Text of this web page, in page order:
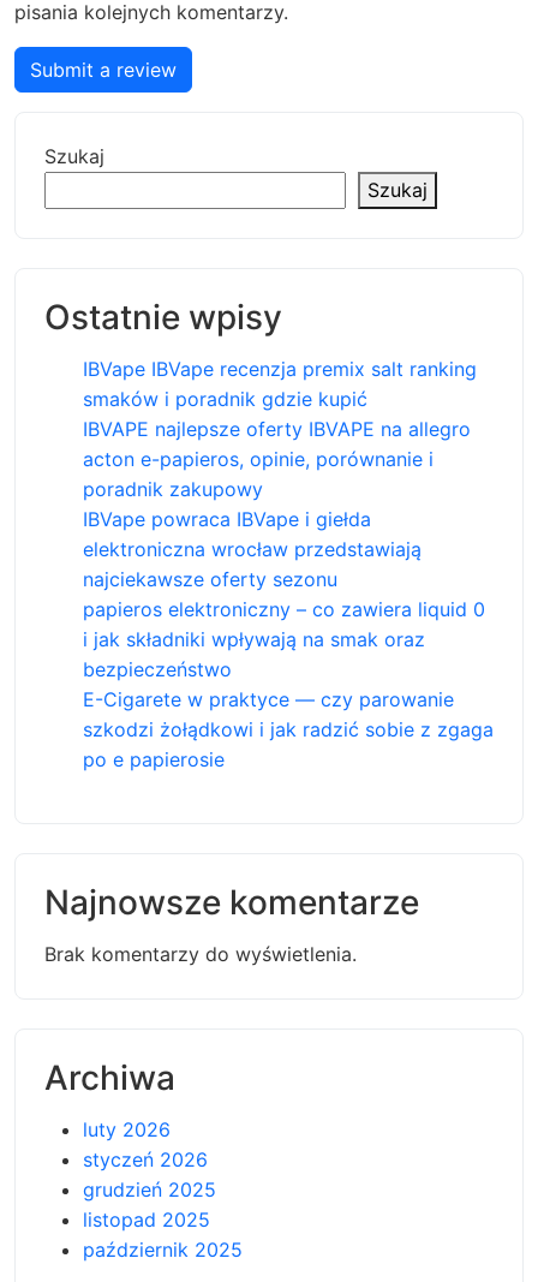
pisania kolejnych komentarzy.
Submit a review
Szukaj
Szukaj
Ostatnie wpisy
IBVape IBVape recenzja premix salt ranking
smaków i poradnik gdzie kupić
IBVAPE najlepsze oferty IBVAPE na allegro
acton e-papieros, opinie, porównanie i
poradnik zakupowy
IBVape powraca IBVape i giełda
elektroniczna wrocław przedstawiają
najciekawsze oferty sezonu
papieros elektroniczny – co zawiera liquid 0
i jak składniki wpływają na smak oraz
bezpieczeństwo
E-Cigarete w praktyce — czy parowanie
szkodzi żołądkowi i jak radzić sobie z zgaga
po e papierosie
Najnowsze komentarze
Brak komentarzy do wyświetlenia.
Archiwa
luty 2026
styczeń 2026
grudzień 2025
listopad 2025
październik 2025